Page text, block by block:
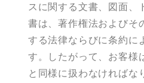
スに関する文書、図面、
書は、著作権法およびそ
する法律ならびに条約に
す。したがって、お客様
と同様に扱わなければな